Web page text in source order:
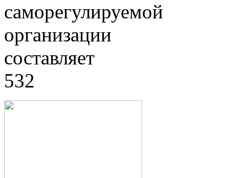
саморегулируемой
организации
составляет
532